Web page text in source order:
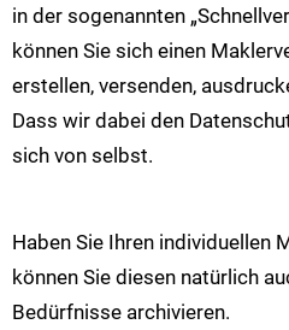
in der sogenannten
können Sie sich einen
erstellen, versenden,
Dass wir dabei den
sich von selbst.
Haben Sie Ihren individuellen
können Sie diesen natürlich
Bedürfnisse archivieren.